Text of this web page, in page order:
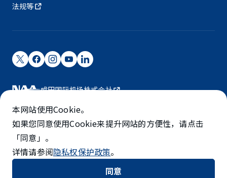
法规等
成田国际机场株式会社
成田国际机场由NAA运营。
©NARITA INTERNATIONAL AIRPORT CORPORATION
SKYTRAX
5-STAR AIRPORT
本网站使用Cookie。
如果您同意使用Cookie来提升网站的方便性，请点击
「同意」。
详情请参阅隐私权保护政策。
同意